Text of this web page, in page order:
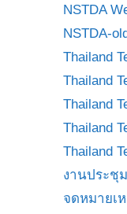
NSTDA
NSTDA-
Thailand
Thailand
Thailand
Thailand
Thailand
งานประชุ
จดหมายเ